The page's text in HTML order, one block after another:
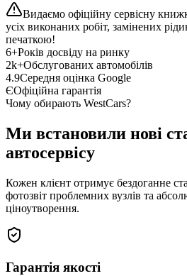
Видаємо офіційну сервісну
усіх виконаних робіт, замінених
печаткою!
6+Років досвіду на ринку
2k+Обслугованих автомобілів
4.9Середня оцінка Google
ЄОфіційна гарантія
Чому обирають WestCars?
Ми встановили нові
автосервісу
Кожен клієнт отримує бездоганне
фотозвіт проблемних вузлів та
ціноутворення.
Гарантія якості